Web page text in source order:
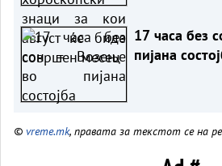
17 часа без
пијана
© vreme.mk, правата за текстот се на